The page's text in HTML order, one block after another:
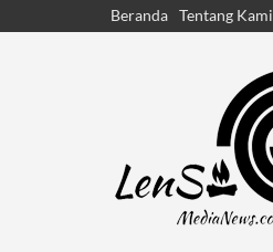
Beranda Tentang Kami